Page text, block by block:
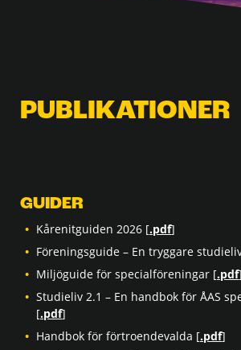
PUBLIKATIONER
GUIDER
Kårenitguiden 2026 [.pdf]
Föreningsguide – En tryggare
Miljöguide för specialföreningar [.pdf]
Studieliv 2.1 – En handbok för ÅAS
[.pdf]
Handbok för förtroendevalda [.pdf]